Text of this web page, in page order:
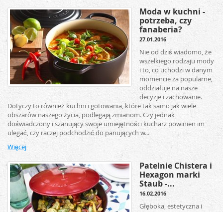
Moda w kuchni -
potrzeba, czy
fanaberia?
27.01.2016
Nie od dziś wiadomo, że
wszelkiego rodzaju mody
i to, co uchodzi w danym
momencie za popularne,
oddziałuje na nasze
decyzje i zachowanie.
Dotyczy to również kuchni i gotowania, które tak samo jak wiele
obszarów naszego życia, podlegają zmianom. Czy jednak
doświadczony i szanujący swoje umiejętności kucharz powinien im
ulegać, czy raczej podchodzić do panujących w...
Więcej
Patelnie Chistera i
Hexagon marki
Staub -...
16.02.2016
Głęboka, estetyczna i